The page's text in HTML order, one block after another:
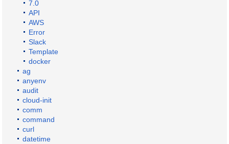
7.0
API
AWS
Error
Slack
Template
docker
ag
anyenv
audit
cloud-init
comm
command
curl
datetime